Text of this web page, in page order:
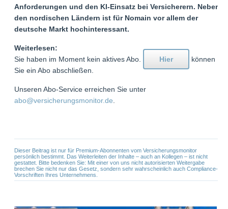
Anforderungen und den KI-Einsatz bei Versicherern. Neben
den nordischen Ländern ist für Nomain vor allem der
deutsche Markt hochinteressant.
Weiterlesen:
Sie haben im Moment kein aktives Abo.
Hier
können
Sie ein Abo abschließen.
Unseren Abo-Service erreichen Sie unter
abo@versicherungsmonitor.de
Dieser Beitrag ist nur für Premium-Abonnenten vom Versicherungsmonitor
persönlich bestimmt. Das Weiterleiten der Inhalte – auch an Kollegen – ist nicht
gestattet. Bitte bedenken Sie: Mit einer von uns nicht autorisierten Weitergabe
brechen Sie nicht nur das Gesetz, sondern sehr wahrscheinlich auch Compliance-
Vorschriften Ihres Unternehmens.